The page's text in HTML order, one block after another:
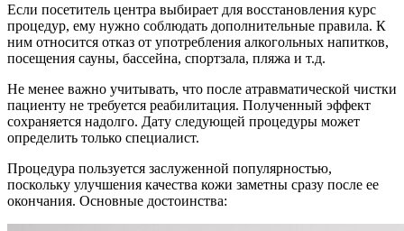
Если посетитель центра выбирает для восстановления курс
процедур, ему нужно соблюдать дополнительные правила. К
ним относится отказ от употребления алкогольных напитков,
посещения сауны, бассейна, спортзала, пляжа и т.д.
Не менее важно учитывать, что после атравматической чистки
пациенту не требуется реабилитация. Полученный эффект
сохраняется надолго. Дату следующей процедуры может
определить только специалист.
Процедура пользуется заслуженной популярностью,
поскольку улучшения качества кожи заметны сразу после ее
окончания. Основные достоинства: